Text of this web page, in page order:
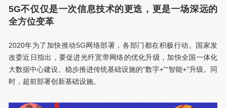
锦程资讯
客服中心
5G不仅仅是一次信息技术的更迭，更是一场深远的
全方位变革
2020年为了加快推动5G网络部署，各部门都在积极行动。国家发
改委近日指出，要促进光纤宽带网络的优化升级，加快全国一体化
大数据中心建设。稳步推进传统基础设施的“数字+”“智能+”升级。同
时，超前部署创新基础设施。